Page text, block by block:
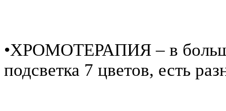
•ХРОМОТЕРАПИЯ – в
подсветка 7 цветов, есть